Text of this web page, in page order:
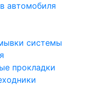
автомобиля
системы
прокладки